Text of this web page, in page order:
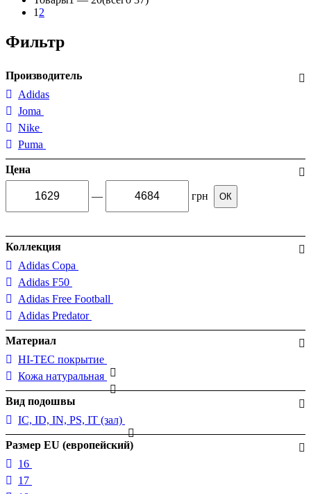
1 2
Фильтр
Производитель
Adidas
Joma
Nike
Puma
Цена
— грн ОК
Коллекция
Adidas Copa
Adidas F50
Adidas Free Football
Adidas Predator
Материал
HI-TEC покрытие
Кожа натуральная
Вид подошвы
IC, ID, IN, PS, IT (зал)
Размер EU (европейский)
16
17